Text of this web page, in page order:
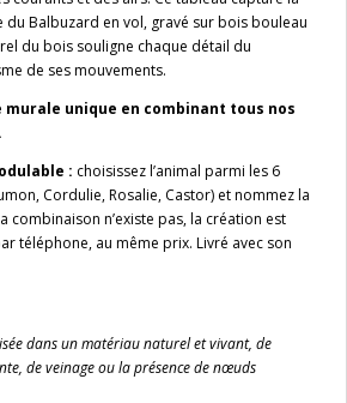
du Balbuzard en vol, gravé sur bois bouleau
du bois souligne chaque détail du
de ses mouvements.
unique en combinant tous nos
: choisissez l’animal parmi les 6
Cordulie, Rosalie, Castor) et nommez la
combinaison n’existe pas, la création est
téléphone, au même prix. Livré avec son
dans un matériau naturel et vivant, de
de veinage ou la présence de nœuds